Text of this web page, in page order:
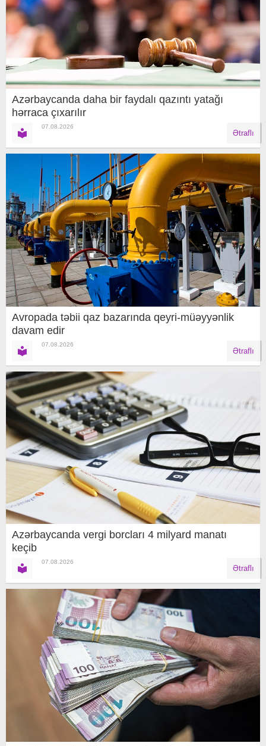
Azərbaycanda daha bir faydalı qazıntı yatağı
hərraca çıxarılır
07.08.2026
Ətraflı
Avropada təbii qaz bazarında qeyri-müəyyənlik
davam edir
07.08.2026
Ətraflı
Azərbaycanda vergi borcları 4 milyard manatı
keçib
07.08.2026
Ətraflı